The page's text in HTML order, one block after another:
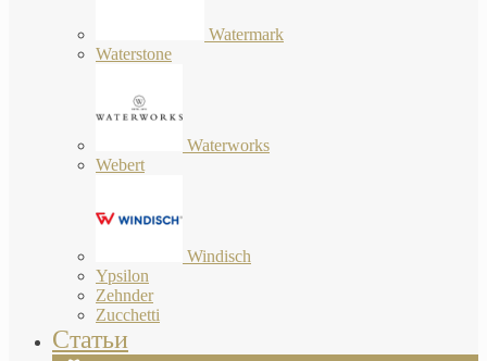
Watermark
Waterstone
Waterworks
Webert
Windisch
Ypsilon
Zehnder
Zucchetti
Статьи